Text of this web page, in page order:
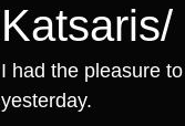
I had the pleasure
yesterday.